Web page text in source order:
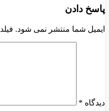
پاسخ دادن
ایمیل شما منتشر نمی شود.
دیدگاه *